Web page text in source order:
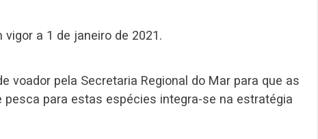
a 1 de janeiro de 2021.
voador pela Secretaria Regional do Mar para que as
para estas espécies integra-se na estratégia